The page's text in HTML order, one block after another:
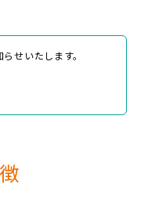
せいたします。